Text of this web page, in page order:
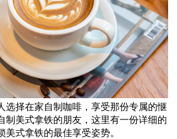
选择在家自制咖啡，享受那份专属的惬
制美式拿铁的朋友，这里有一份详细的
式拿铁的最佳享受姿势。